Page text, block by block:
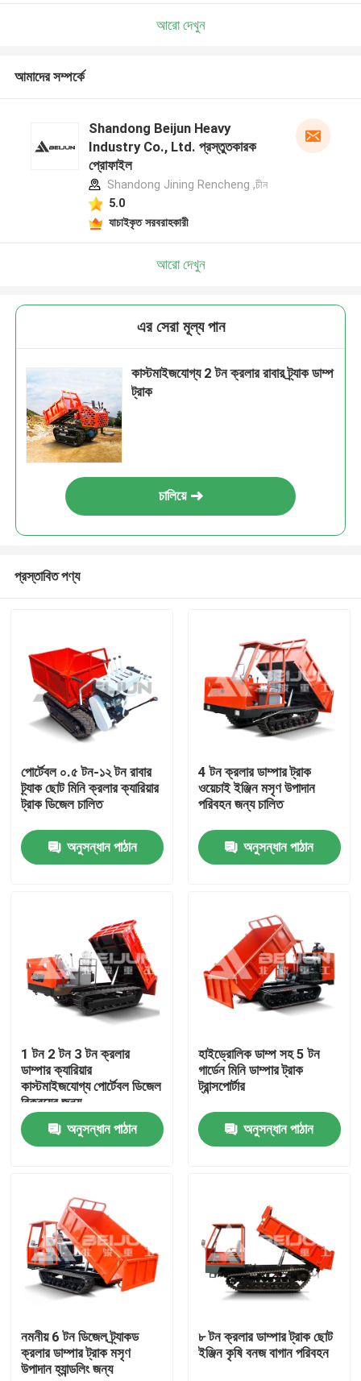
পণ্য
আমাদের সম্পর্কে
কারখানা ভ্রমণ
উদ্ধৃতির জন্য আবেদন
ভূগর্ভস্থ ডাম্প ট্রাক
ভূগর্ভস্থ আর্টিকুলেটেড ট্রাক
আরো দেখুন
আমাদের সম্পর্কে
Shandong Beijun Heavy
Industry Co., Ltd. প্রস্তুতকারক
প্রোফাইল
Shandong Jining Rencheng ,চীন
5.0
যাচাইকৃত সরবরাহকারী
আরো দেখুন
এর সেরা মূল্য পান
কাস্টমাইজযোগ্য 2 টন ক্রলার রাবার ট্র্যাক ডাম্প
ট্রাক
চালিয়ে
প্রস্তাবিত পণ্য
পোর্টেবল ০.৫ টন-১২ টন রাবার
ট্র্যাক ছোট মিনি ক্রলার ক্যারিয়ার
ট্রাক ডিজেল চালিত
অনুসন্ধান পাঠান
4 টন ক্রলার ডাম্পার ট্রাক
ওয়েচাই ইঞ্জিন মসৃণ উপাদান
পরিবহন জন্য চালিত
অনুসন্ধান পাঠান
1 টন 2 টন 3 টন ক্রলার
ডাম্পার ক্যারিয়ার
কাস্টমাইজযোগ্য পোর্টেবল ডিজেল
বিক্রয়ের জন্য
অনুসন্ধান পাঠান
হাইড্রোলিক ডাম্প সহ 5 টন
গার্ডেন মিনি ডাম্পার ট্রাক
ট্রান্সপোর্টার
অনুসন্ধান পাঠান
নমনীয় 6 টন ডিজেল ট্র্যাকড
ক্রলার ডাম্পার ট্রাক মসৃণ
উপাদান হ্যান্ডলিং জন্য
৮ টন ক্রলার ডাম্পার ট্রাক ছোট
ইঞ্জিন কৃষি বনজ বাগান পরিবহন